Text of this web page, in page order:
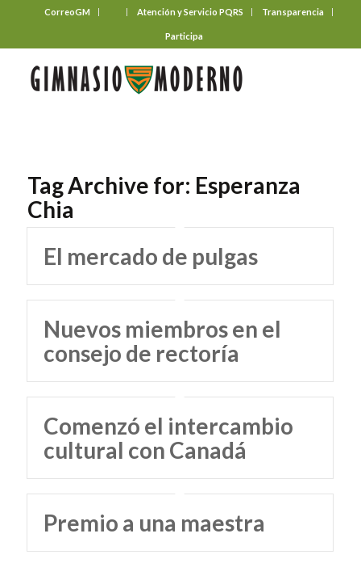
CorreoGM Atención y Servicio PQRS Transparencia
Participa
Tag Archive for: Esperanza
Chia
El mercado de pulgas
Nuevos miembros en el
consejo de rectoría
Comenzó el intercambio
cultural con Canadá
Premio a una maestra